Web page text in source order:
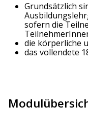
Grundsätzlich
sofern die
die körperliche
das vollendete